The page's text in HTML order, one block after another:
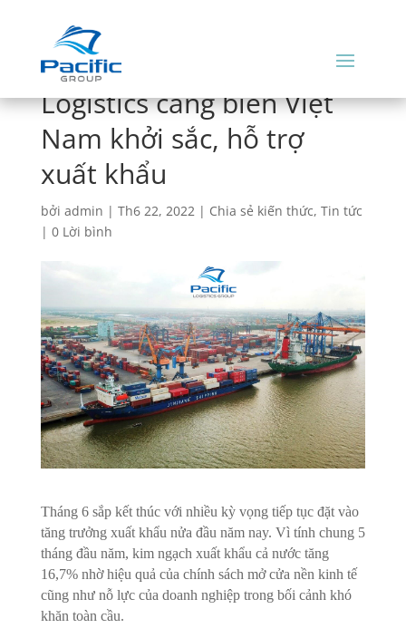
Logistics cảng biển Việt
Nam khởi sắc, hỗ trợ
xuất khẩu
bởi admin | Th6 22, 2022| Chia sẻ kiến thức, Tin tức
| 0 Lời bình
Tháng 6 sắp kết thúc với nhiều kỳ vọng tiếp tục đặt vào
tăng trưởng xuất khẩu nửa đầu năm nay. Vì tính chung 5
tháng đầu năm, kim ngạch xuất khẩu cả nước tăng
16,7% nhờ hiệu quả của chính sách mở cửa nền kinh tế
cũng như nỗ lực của doanh nghiệp trong bối cảnh khó
khăn toàn cầu.